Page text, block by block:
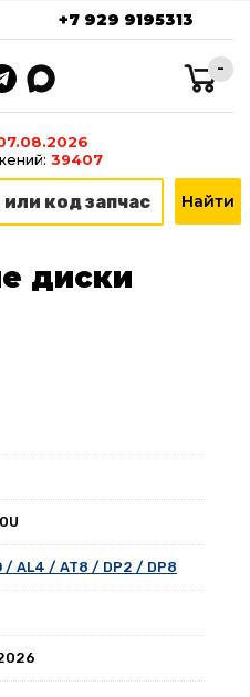
+7 929 9195313
-
39407
диски
/ AL4 / AT8 / DP2 / DP8